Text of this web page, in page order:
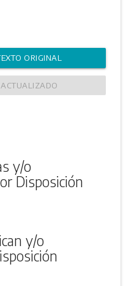
ORIGINAL
y/o
Disposición
y/o